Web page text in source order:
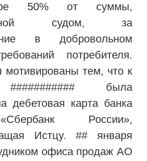
50% от суммы,
судом, за
в добровольном
потребителя.
мотивированы тем, что к
была
дебетовая карта банка
России»,
Истцу. ## января
офиса продаж АО